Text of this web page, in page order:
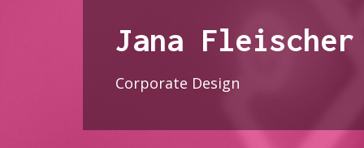
Jana Fleischer
Corporate Design